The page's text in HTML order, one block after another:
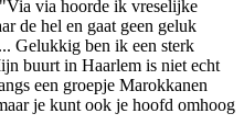
via hoorde ik vreselijke
de hel en gaat geen geluk
Gelukkig ben ik een sterk
buurt in Haarlem is niet echt
een groepje Marokkanen
je kunt ook je hoofd omhoog